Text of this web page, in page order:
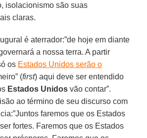
isolacionismo são suas
claras.
é aterrador:”de hoje em diante
a nossa terra. A partir
os Estados Unidos serão o
(first) aqui deve ser entendido
Estados Unidos vão contar”.
ao término de seu discurso com
faremos que os Estados
fortes. Faremos que os Estados